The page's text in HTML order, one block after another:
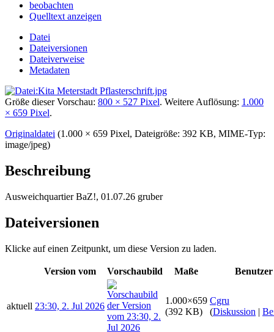
beobachten
Quelltext anzeigen
Datei
Dateiversionen
Dateiverweise
Metadaten
Größe dieser Vorschau: 800 × 527 Pixel. Weitere Auflösung: 1.000
× 659 Pixel.
Originaldatei (1.000 × 659 Pixel, Dateigröße: 392 KB, MIME-Typ:
image/jpeg)
Beschreibung
Ausweichquartier BaZ!, 01.07.26 gruber
Dateiversionen
Klicke auf einen Zeitpunkt, um diese Version zu laden.
Version vom Vorschaubild Maße Benutzer
aktuell 23:30, 2. Jul 2026
1.000×659
(392 KB)
Cgru
(Diskussion |